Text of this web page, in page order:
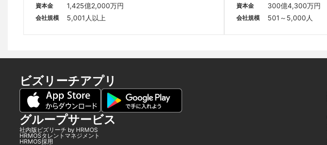
資本金 1,425億2,000万円
会社規模 5,001人以上
資本金 300億4,300万円
会社規模 501～5,000人
ビズリーチアプリ
グループサービス
社内版ビズリーチ by HRMOS
HRMOSタレントマネジメント
HRMOS採用